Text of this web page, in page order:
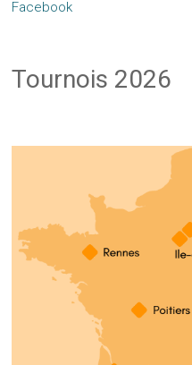
Facebook
Tournois 2026